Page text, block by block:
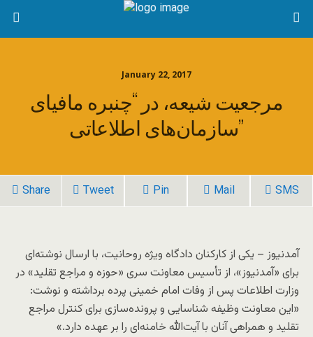
January 22, 2017
مرجعیت شیعه، در “چنبره مافیای
سازمان‌های اطلاعاتی”
Share Tweet Pin Mail SMS
آمدنیوز – یکی از کارکنان دادگاه ویژه روحانیت، با ارسال نوشته‌ای
برای «آمدنیوز»، از تأسیس معاونت سری «حوزه و مراجع تقلید» در
وزارت اطلاعات پس از وفات امام خمینی پرده برداشته و نوشت:
«این معاونت وظیفه شناسایی و پرونده‌سازی برای کنترل مراجع
تقلید و همراهی آنان با آیت‌الله خامنه‌ای را بر عهده دارد.»